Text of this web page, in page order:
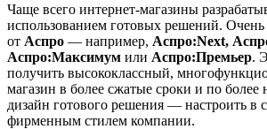
Чаще всего интернет-магазины
использованием готовых решений.
от Аспро — например, Аспро:Next,
Аспро:Максимум или Аспро:Премьер.
получить высококлассный,
магазин в более сжатые сроки и по более
дизайн готового решения — настроить в
фирменным стилем компании.